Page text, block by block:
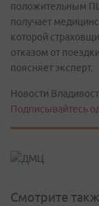
положительным
получает
которой
отказом от
поясняет эксперт.
Новости
Подписывайтесь
Смотрите